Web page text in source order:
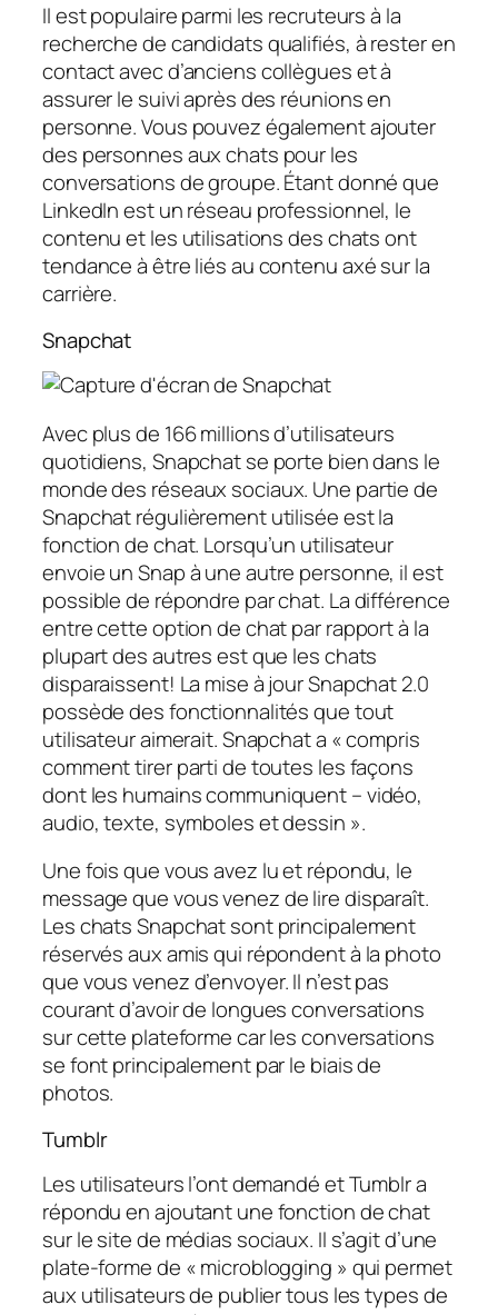
Il est populaire parmi les recruteurs à la
recherche de candidats qualifiés, à rester en
contact avec d’anciens collègues et à
assurer le suivi après des réunions en
personne. Vous pouvez également ajouter
des personnes aux chats pour les
conversations de groupe. Étant donné que
LinkedIn est un réseau professionnel, le
contenu et les utilisations des chats ont
tendance à être liés au contenu axé sur la
carrière.
Snapchat
Avec plus de 166 millions d’utilisateurs
quotidiens, Snapchat se porte bien dans le
monde des réseaux sociaux. Une partie de
Snapchat régulièrement utilisée est la
fonction de chat. Lorsqu’un utilisateur
envoie un Snap à une autre personne, il est
possible de répondre par chat. La différence
entre cette option de chat par rapport à la
plupart des autres est que les chats
disparaissent! La mise à jour Snapchat 2.0
possède des fonctionnalités que tout
utilisateur aimerait. Snapchat a « compris
comment tirer parti de toutes les façons
dont les humains communiquent – vidéo,
audio, texte, symboles et dessin ».
Une fois que vous avez lu et répondu, le
message que vous venez de lire disparaît.
Les chats Snapchat sont principalement
réservés aux amis qui répondent à la photo
que vous venez d’envoyer. Il n’est pas
courant d’avoir de longues conversations
sur cette plateforme car les conversations
se font principalement par le biais de
photos.
Tumblr
Les utilisateurs l’ont demandé et Tumblr a
répondu en ajoutant une fonction de chat
sur le site de médias sociaux. Il s’agit d’une
plate-forme de « microblogging » qui permet
aux utilisateurs de publier tous les types de